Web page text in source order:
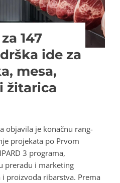
147
ide za
mesa,
žitarica
objavila je konačnu rang-
projekata po Prvom
3 programa,
preradu i marketing
proizvoda ribarstva. Prema